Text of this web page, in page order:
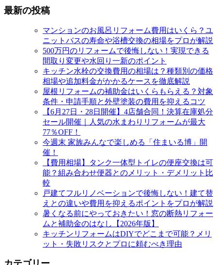
最新の投稿
マンションのお風呂リフォーム費用はいくら？ユ
ニットバスの寿命や浴槽交換の相場をプロが解説
500万円のリフォームで後悔しない！実現できる
間取り変更や水回り一新のポイント
キッチン水栓の交換費用の相場は？種類別の価格
相場や追加料金がかかるケースを徹底解説
屋根リフォームの補助金はいくらもらえる？対象
条件・申請手順と外壁塗装の費用を抑えるコツ
【6月27日・28日開催】4店舗合同！決算在庫処分
セール開催｜人気の水まわりリフォームが最大
77％OFF！
今週末 家族みんなで楽しめる「住まいる博」開
催！
【費用相場】タンク一体型トイレの便座交換は可
能？組み合わせ便器とのメリット・デメリット比
較
戸建てフルリノベーションで後悔しない！建て替
えとの違いや費用を抑えるポイントをプロが解説
暑くなる前にやっておきたい！窓の断熱リフォー
ムと補助金のはなし【2026年版】
キッチンリフォームはDIYでどこまで可能？メリ
ット・失敗リスクとプロに頼むべき理由